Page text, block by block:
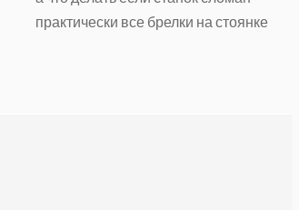
практически все брелки на стоянке